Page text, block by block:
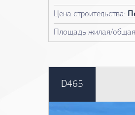
Цена строительства:
Площадь жилая/
D465